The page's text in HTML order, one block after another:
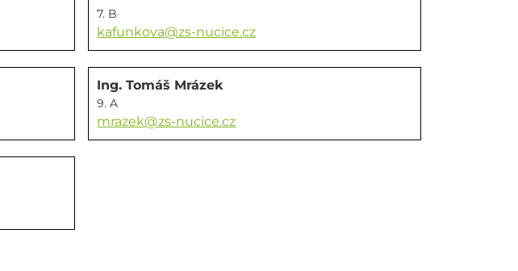
7. B
kafunkova@zs-nucice.cz
Ing. Tomáš Mrázek
9. A
mrazek@zs-nucice.cz